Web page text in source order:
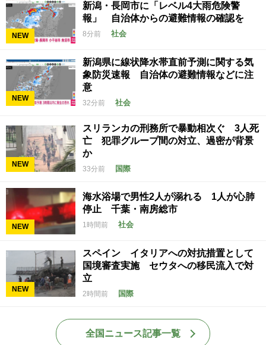
NEW
新潟・長岡市に「レベル4大雨危険警
報」 自治体からの避難情報の確認を
8分前 社会
NEW
新潟県に線状降水帯直前予測に関する気
象防災速報 自治体の避難情報などに注
意
32分前 社会
NEW
スリランカの刑務所で暴動相次ぐ 3人死
亡 犯罪グループ間の対立、過密が背景
か
33分前 国際
NEW
海水浴場で男性2人が溺れる 1人が心肺
停止 千葉・南房総市
1時間前 社会
NEW
スペイン イタリアへの対抗措置として
国境審査実施 セウタへの移民流入で対
立
2時間前 国際
全国ニュース記事一覧